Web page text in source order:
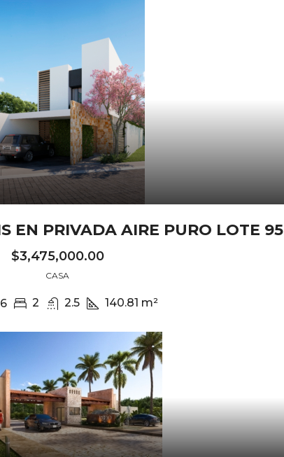
EN PRIVADA AIRE PURO LOTE 95
$3,475,000.00
CASA
2 2.5 140.81 m²